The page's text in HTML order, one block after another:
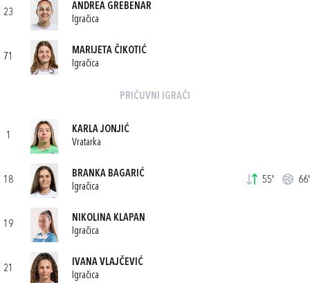
23
ANDREA GREBENAR
Igračica
71
MARIJETA ČIKOTIĆ
Igračica
PRIČUVNI IGRAČI
1
KARLA JONJIĆ
Vratarka
18
BRANKA BAGARIĆ
Igračica
55' 66'
19
NIKOLINA KLAPAN
Igračica
21
IVANA VLAJČEVIĆ
Igračica